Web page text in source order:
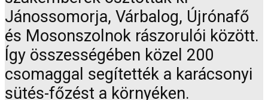
Jánossomorja, Várbalog, Újrónafő
és Mosonszolnok rászorulói között.
Így összességében közel 200
csomaggal segítették a karácsonyi
sütés-főzést a környéken.